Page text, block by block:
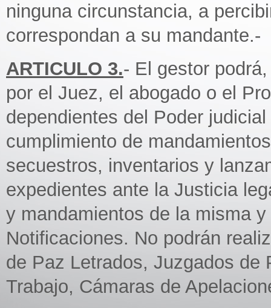
ninguna circunstancia, a
correspondan a su mandante.-
ARTICULO 3.- El gestor
por el Juez, el abogado o el
dependientes del Poder
cumplimiento de
secuestros, inventarios y
expedientes ante la Justicia
y mandamientos de la misma
Notificaciones. No podrán
de Paz Letrados, Juzgados de
Trabajo, Cámaras de